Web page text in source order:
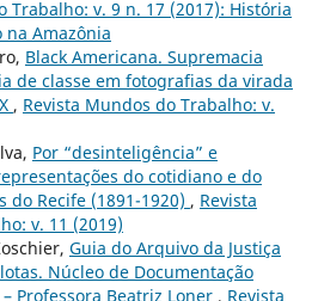
Trabalho: v. 9 n. 17 (2017): História
na Amazônia
Black Americana. Supremacia
de classe em fotografias da virada
, Revista Mundos do Trabalho: v.
Por “desinteligência” e
do cotidiano e do
do Recife (1891-1920) , Revista
v. 11 (2019)
Guia do Arquivo da Justiça
Núcleo de Documentação
Professora Beatriz Loner , Revista